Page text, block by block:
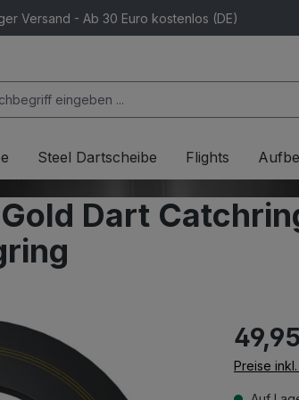
Versand - Ab 30 Euro kostenlos (DE)
Steel Dartscheibe Flights
Dart
Preise